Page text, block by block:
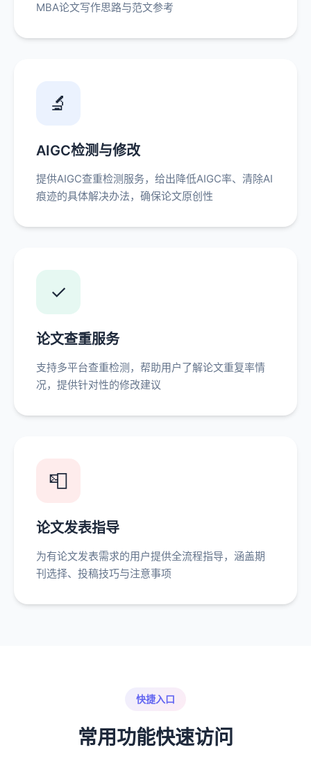
MBA论文写作思路与范文参考
🔬
AIGC检测与修改
提供AIGC查重检测服务，给出降低AIGC率、清除AI
痕迹的具体解决办法，确保论文原创性
✓
论文查重服务
支持多平台查重检测，帮助用户了解论文重复率情
况，提供针对性的修改建议
📮
论文发表指导
为有论文发表需求的用户提供全流程指导，涵盖期
刊选择、投稿技巧与注意事项
快捷入口
常用功能快速访问